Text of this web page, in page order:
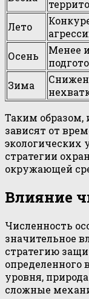
Лето
Осень
Менее
Зима
Таким образом,
зависят от
экологических
стратегии
окружающей
Влияние
Численность
значительное
стратегию
определенного
уровня,
сложные